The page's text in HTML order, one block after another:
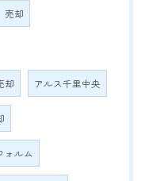
売却
却 アルス千里中央
ォルム